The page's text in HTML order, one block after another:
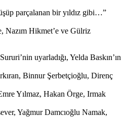
parçalanan bir yıldız gibi…”
Nazım Hikmet’e ve Gülriz
uyarladığı, Yelda Baskın’ın
Binnur Şerbetçioğlu, Direnç
Yılmaz, Hakan Örge, Irmak
Yağmur Damcıoğlu Namak,